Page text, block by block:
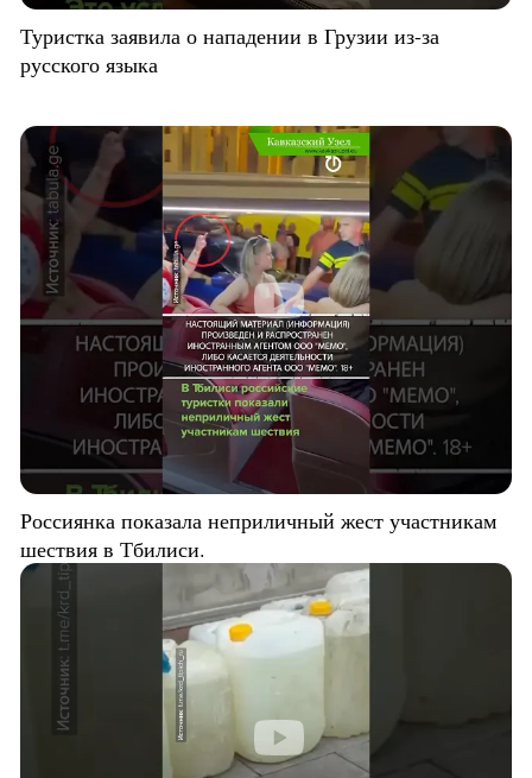
Туристка заявила о нападении в Грузии из-за
русского языка
Россиянка показала неприличный жест участникам
шествия в Тбилиси.